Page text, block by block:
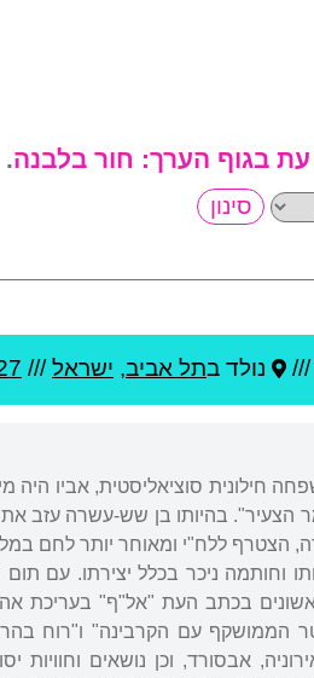
עת בגוף הערך: חור בלבנה.
/// נולד בתל אביב, ישראל///
חילונית סוציאליסטית, אביו היה
הצטרף ללח"י ומאוחר יותר לחם
וחותמה ניכר בכלל יצירתו. עם
הממושקף עם הקרבינה" ו"רוח
אבסורד, וכן נושאים